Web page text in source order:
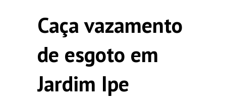
Caça vazamento
de esgoto em
Jardim Ipe